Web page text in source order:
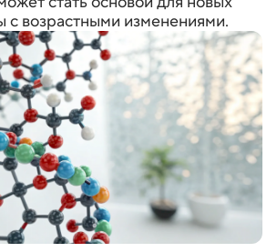
с возрастными изменениями.